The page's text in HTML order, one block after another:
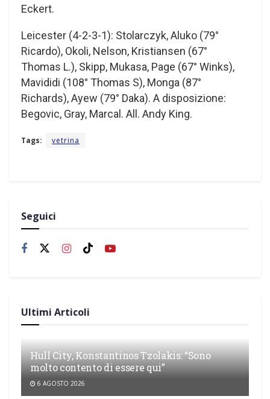
Eckert.
Leicester (4-2-3-1): Stolarczyk, Aluko (79°
Ricardo), Okoli, Nelson, Kristiansen (67°
Thomas L.), Skipp, Mukasa, Page (67° Winks),
Mavididi (108° Thomas S), Monga (87°
Richards), Ayew (79° Daka). A disposizione:
Begovic, Gray, Marcal. All. Andy King.
Tags: vetrina
Seguici
Ultimi Articoli
Hull City, Konstantinos Tzolakis: “Sono
molto contento di essere qui”
6 AGOSTO 2026